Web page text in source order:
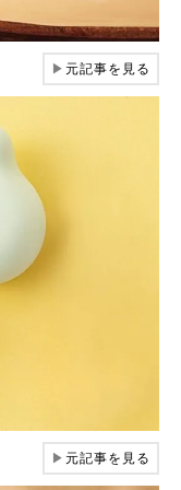
▶元記事を見る
▶元記事を見る